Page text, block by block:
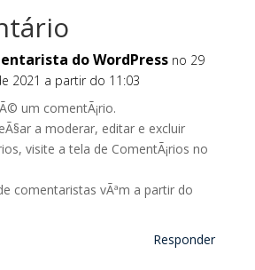
do WordPress no 29
2021 a partir do 11:03
um comentÃ¡rio.
a moderar, editar e excluir
visite a tela de ComentÃ¡rios no
comentaristas vÃªm a partir do
Responder